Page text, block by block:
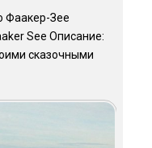
Фаакер-Зее
See Описание:
сказочными